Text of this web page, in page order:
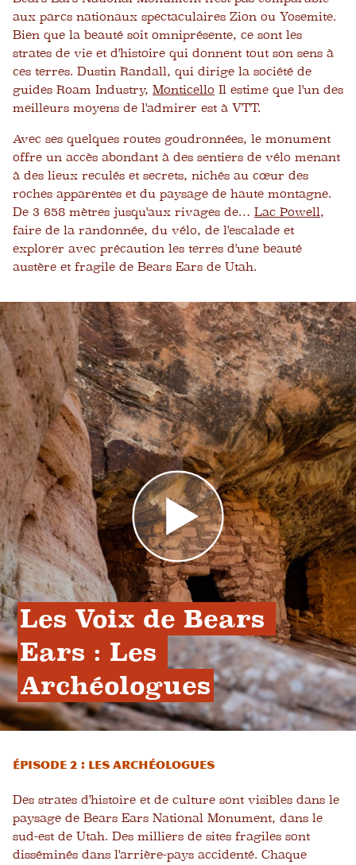
aux parcs nationaux spectaculaires Zion ou Yosemite.
Bien que la beauté soit omniprésente, ce sont les
strates de vie et d'histoire qui donnent tout son sens à
ces terres. Dustin Randall, qui dirige la société de
guides Roam Industry, Monticello Il estime que l'un des
meilleurs moyens de l'admirer est à VTT.
Avec ses quelques routes goudronnées, le monument
offre un accès abondant à des sentiers de vélo menant
à des lieux reculés et secrets, nichés au cœur des
roches apparentes et du paysage de haute montagne.
De 3 658 mètres jusqu'aux rivages de… Lac Powell,
faire de la randonnée, du vélo, de l'escalade et
explorer avec précaution les terres d'une beauté
austère et fragile de Bears Ears de Utah.
Les Voix de Bears
Ears : Les
Archéologues
Épisode 2 : Les archéologues
Des strates d'histoire et de culture sont visibles dans le
paysage de Bears Ears National Monument, dans le
sud-est de Utah. Des milliers de sites fragiles sont
disséminés dans l'arrière-pays accidenté. Chaque